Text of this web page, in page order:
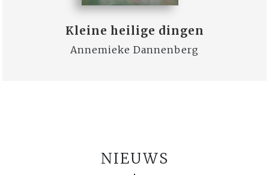
Kleine heilige dingen
Annemieke Dannenberg
NIEUWS